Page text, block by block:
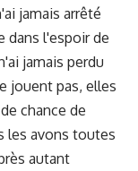
jamais arrêté
dans l'espoir de
jamais perdu
jouent pas, elles
chance de
les avons toutes
autant